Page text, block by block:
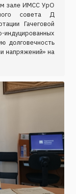
зале ИМСС УрО
совета Д
Гачеговой
долговечность
напряжений» на